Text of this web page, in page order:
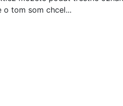
o tom som chcel...